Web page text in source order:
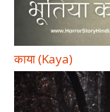
काया (Kaya)